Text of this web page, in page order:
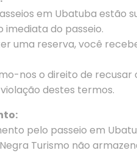
em Ubatuba
imediata do passeio.
uma reserva, você
nos o direito de
destes termos.
pelo passeio em
Negra Turismo não